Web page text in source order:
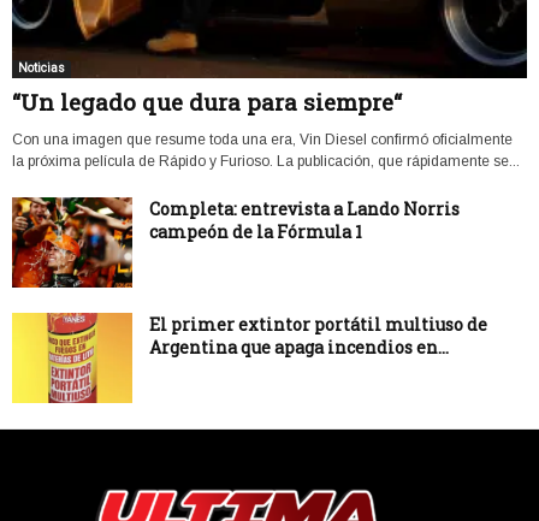
Noticias
“Un legado que dura para siempre“
Con una imagen que resume toda una era, Vin Diesel confirmó oficialmente
la próxima película de Rápido y Furioso. La publicación, que rápidamente se...
Completa: entrevista a Lando Norris
campeón de la Fórmula 1
El primer extintor portátil multiuso de
Argentina que apaga incendios en...